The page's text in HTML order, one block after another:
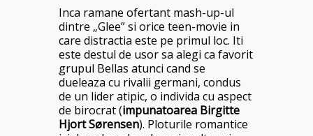
Inca ramane ofertant mash-up-ul
dintre „Glee” si orice teen-movie in
care distractia este pe primul loc. Iti
este destul de usor sa alegi ca favorit
grupul Bellas atunci cand se
dueleaza cu rivalii germani, condus
de un lider atipic, o individa cu aspect
de birocrat (impunatoarea Birgitte
Hjort Sørensen). Ploturile romantice